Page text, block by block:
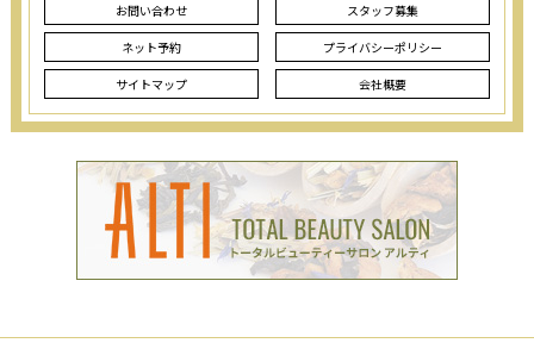
お問い合わせ スタッフ募集
ネット予約 プライバシーポリシー
サイトマップ 会社概要